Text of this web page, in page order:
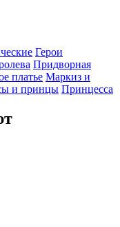
Герои
Придворная
платье Маркиз и
и принцы Принцесса